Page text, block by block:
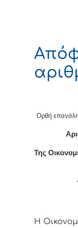
Ορθή
Της
Η